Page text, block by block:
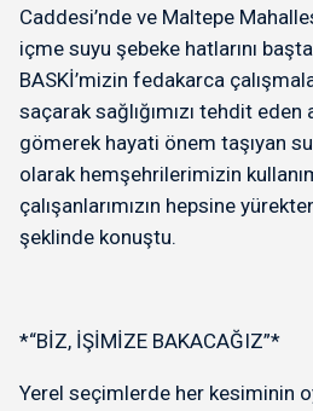
Caddesi’nde ve Maltepe
içme suyu şebeke hatlarını
BASKİ’mizin fedakarca
saçarak sağlığımızı tehdit
gömerek hayati önem taşıyan
olarak hemşehrilerimizin
çalışanlarımızın hepsine
şeklinde konuştu.
*“BİZ, İŞİMİZE BAKACAĞIZ”*
Yerel seçimlerde her kesiminin